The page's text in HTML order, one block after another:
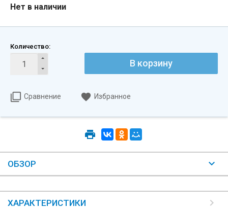
Нет в наличии
Количество:
В корзину
Сравнение Избранное
ОБЗОР
ХАРАКТЕРИСТИКИ